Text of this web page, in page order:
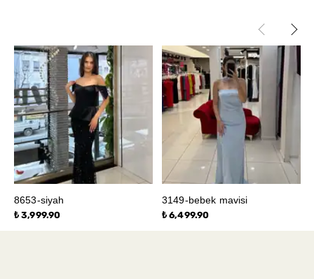
8653-siyah
₺ 3,999.90
3149-bebek mavisi
₺ 6,499.90